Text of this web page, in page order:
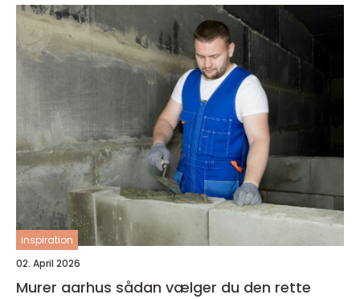
inspiration
02. April 2026
Murer aarhus sådan vælger du den rette